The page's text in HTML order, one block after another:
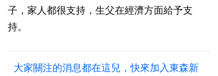
子，家人都很支持，生父在經濟方面給予支
持。
大家關注的消息都在這兒，快來加入東森新